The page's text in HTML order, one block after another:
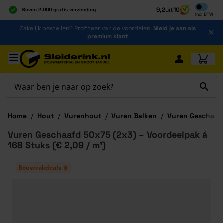
Boven 2.000 gratis verzending
Al 40 jaar dé specialist
Alles onder één dak
9,2uit10
Incl BTW
Inclusief
Ga naar de inhoud
Zakelijk bestellen? Profiteer van de voordelen! Meld je aan als
premium klant
Ga naar hoofdinhoud
Home / Hout / Vurenhout / Vuren Balken / Vuren
Bouwvakdeals ☀️
Vuren Geschaafd 50x75 (2x3) – Voordeelpak á
168 Stuks (€ 2,09 / m¹)